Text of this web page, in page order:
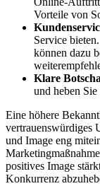
Vorteile von
Service
können dazu
Klare
und heben
Eine höhere
vertrauenswürdiges
und Image eng
positives Image
Konkurrenz